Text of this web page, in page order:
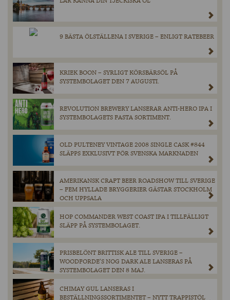
9 BÄSTA ÖLSTÄLLENA I SVERIGE – ENLIGT RATEBEER
KRIEK BOON – SYRLIGT KÖRSBÄRSÖL PÅ
SYSTEMBOLAGET DEN 7 AUGUSTI.
REVOLUTION BREWERY LANSERAR ANTI-HERO IPA I
SYSTEMBOLAGETS FASTA SORTIMENT.
OLD PULTENEY VINTAGE 2008 SINGLE CASK #844
SLÄPPS EXKLUSIVT FÖR SVENSKA MARKNADEN
AMERIKANSK CRAFT BEER ROADSHOW TILL SVERIGE
– FEM HYLLADE BRYGGERIER GÄSTAR STOCKHOLM
OCH UPPSALA
HOP COMMANDER WEST COAST IPA I TILLFÄLLIGT
SLÄPP PÅ SYSTEMBOLAGET.
PRISBELÖNT BRITTISK ALE TILL SVERIGE –
WOODFORDE’S NOG DARK ALE LANSERAS PÅ
SYSTEMBOLAGET DEN 8 MAJ.
CHIMAY GUL LANSERAS I
BESTÄLLNINGSSORTIMENTET – NYTT TRAPPISTÖL